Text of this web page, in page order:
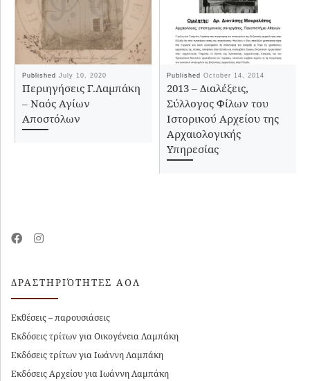
PublishedJuly 10, 2020
Περιηγήσεις Γ.Λαμπάκη
– Ναός Αγίων
Αποστόλων
Published October 14, 2014
2013 – Διαλέξεις,
Σύλλογος Φίλων του
Ιστορικού Αρχείου της
Αρχαιολογικής
Υπηρεσίας
ΔΡΑΣΤΗΡΙΌΤΗΤΕΣ ΑΟΛ
Εκθέσεις – παρουσιάσεις
Εκδόσεις τρίτων για Οικογένεια Λαμπάκη
Εκδόσεις τρίτων για Ιωάννη Λαμπάκη
Εκδόσεις Αρχείου για Ιωάννη Λαμπάκη